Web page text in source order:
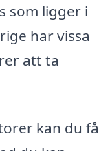
som ligger i
har vissa
att ta
kan du få